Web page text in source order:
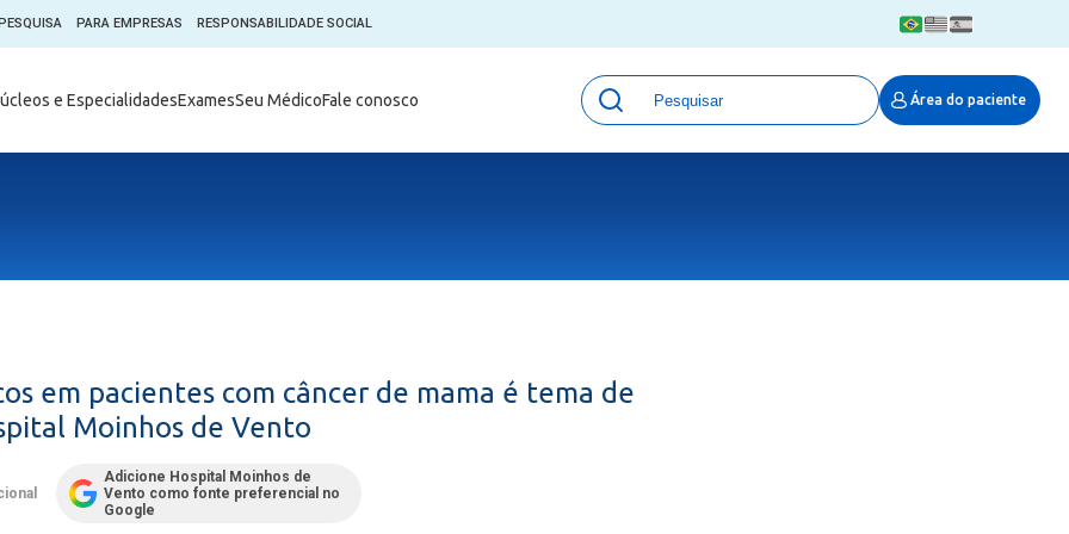
PARA EMPRESAS RESPONSABILIDADE SOCIAL
e EspecialidadesExamesSeu MédicoFale conosco Área do paciente
em Pesquisa (CEP)
Prática Clínica
Hospital do Coração Moinhos
Horários de visita no Hospital Moinhos
Notícias
Pastoral
Pronto Atendimento Digital
Publicações
Unidades
Qualidade e Segurança em saúde
em pacientes com câncer de mama é tema de
Moinhos de Vento
Adicione Hospital Moinhos de
Vento como fonte preferencial no
Google